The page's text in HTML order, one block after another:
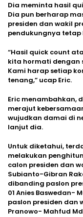
Dia meminta hasil
Dia pun berharap
presiden dan wakil
pendukungnya tetap
“Hasil quick count
kita hormati dengan
Kami harap setiap
tenang,” ucap Eric.
Eric menambahkan,
merajut
wujudkan damai di
lanjut dia.
Untuk diketahui,
melakukan
calon presiden dan
Subianto-Gibran
dibanding paslon
01 Anies Baswedan-
paslon presiden dan
Pranowo- Mahfud